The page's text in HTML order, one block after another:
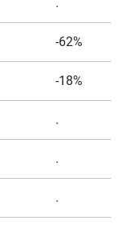
-62%
-18%
.
.
.